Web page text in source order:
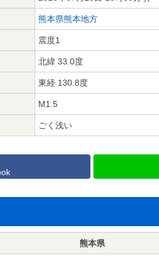
熊本県熊本地方
震度1
北緯 33.0度
東経 130.8度
M1.5
ごく浅い
熊本県